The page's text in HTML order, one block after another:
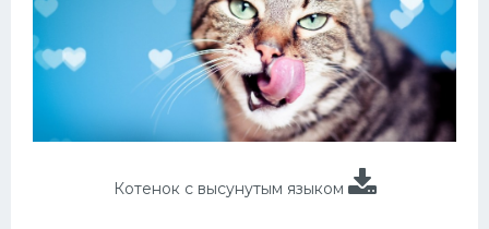
Котенок с высунутым языком